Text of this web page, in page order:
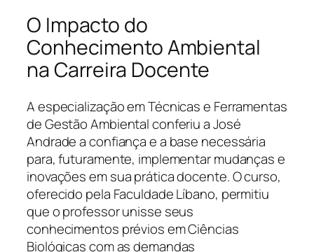
O Impacto do
Conhecimento Ambiental
na Carreira Docente
A especialização em Técnicas e Ferramentas
de Gestão Ambiental conferiu a José
Andrade a confiança e a base necessária
para, futuramente, implementar mudanças e
inovações em sua prática docente. O curso,
oferecido pela Faculdade Líbano, permitiu
que o professor unisse seus
conhecimentos prévios em Ciências
Biológicas com as demandas